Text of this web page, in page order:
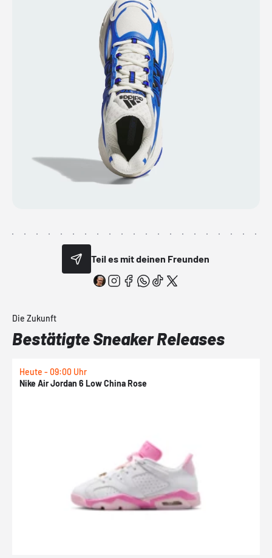
Teil es mit deinen Freunden
Die Zukunft
Bestätigte Sneaker Releases
Heute - 09:00 Uhr
Nike Air Jordan 6 Low China Rose